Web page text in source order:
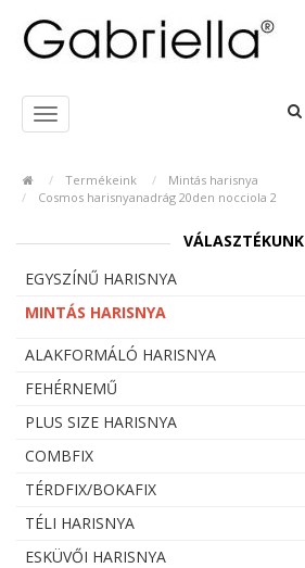
Termékeink
Mintás harisnya
Cosmos harisnyanadrág 20den nocciola 2
VÁLASZTÉKUNK
EGYSZÍNŰ HARISNYA
MINTÁS HARISNYA
ALAKFORMÁLÓ HARISNYA
FEHÉRNEMŰ
PLUS SIZE HARISNYA
COMBFIX
TÉRDFIX/BOKAFIX
TÉLI HARISNYA
ESKÜVŐI HARISNYA